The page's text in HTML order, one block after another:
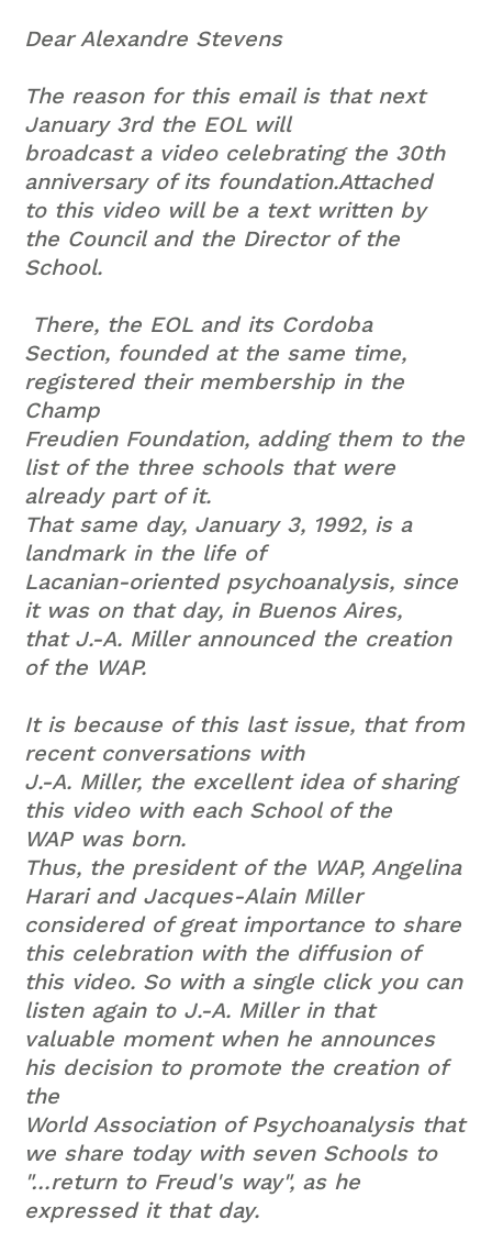
Dear Alexandre Stevens
The reason for this email is that next
January 3rd the EOL will
broadcast a video celebrating the 30th
anniversary of its foundation.Attached
to this video will be a text written by
the Council and the Director of the
School.
There, the EOL and its Cordoba
Section, founded at the same time,
registered their membership in the
Champ
Freudien Foundation, adding them to the
list of the three schools that were
already part of it.
That same day, January 3, 1992, is a
landmark in the life of
Lacanian-oriented psychoanalysis, since
it was on that day, in Buenos Aires,
that J.-A. Miller announced the creation
of the WAP.
It is because of this last issue, that from
recent conversations with
J.-A. Miller, the excellent idea of sharing
this video with each School of the
WAP was born.
Thus, the president of the WAP, Angelina
Harari and Jacques-Alain Miller
considered of great importance to share
this celebration with the diffusion of
this video. So with a single click you can
listen again to J.-A. Miller in that
valuable moment when he announces
his decision to promote the creation of
the
World Association of Psychoanalysis that
we share today with seven Schools to
"…return to Freud's way", as he
expressed it that day.